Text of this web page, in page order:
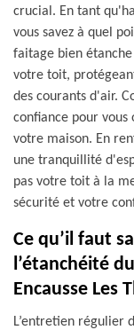
crucial. En tant
vous savez à quel
faitage bien
votre toit,
des courants d'air.
confiance pour vous
votre maison. En
une tranquillité
pas votre toit à la
sécurité et votre
Ce qu’il faut
l’étanchéité
Encausse Les
L’entretien régulier